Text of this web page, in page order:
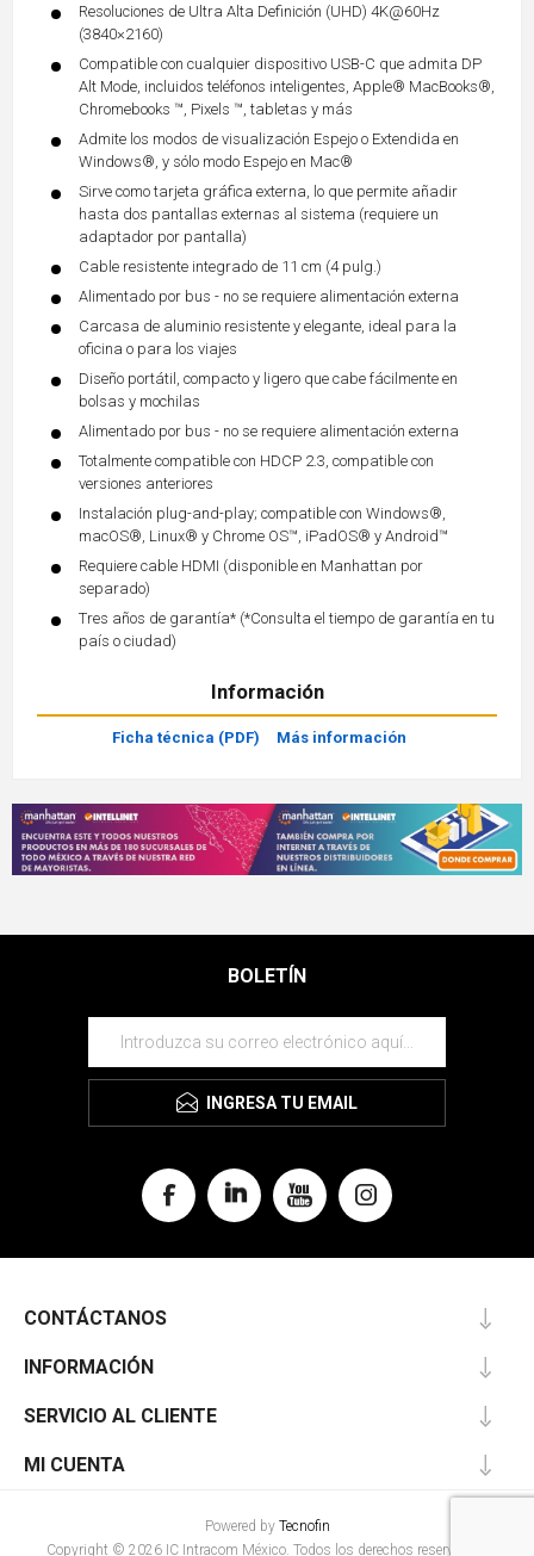
Resoluciones de Ultra Alta Definición (UHD) 4K@60Hz
(3840×2160)
Compatible con cualquier dispositivo USB-C que admita DP
Alt Mode, incluidos teléfonos inteligentes, Apple® MacBooks®,
Chromebooks ™, Pixels ™, tabletas y más
Admite los modos de visualización Espejo o Extendida en
Windows®, y sólo modo Espejo en Mac®
Sirve como tarjeta gráfica externa, lo que permite añadir
hasta dos pantallas externas al sistema (requiere un
adaptador por pantalla)
Cable resistente integrado de 11 cm (4 pulg.)
Alimentado por bus - no se requiere alimentación externa
Carcasa de aluminio resistente y elegante, ideal para la
oficina o para los viajes
Diseño portátil, compacto y ligero que cabe fácilmente en
bolsas y mochilas
Alimentado por bus - no se requiere alimentación externa
Totalmente compatible con HDCP 2.3, compatible con
versiones anteriores
Instalación plug-and-play; compatible con Windows®,
macOS®, Linux® y Chrome OS™, iPadOS® y Android™
Requiere cable HDMI (disponible en Manhattan por
separado)
Tres años de garantía* (*Consulta el tiempo de garantía en tu
país o ciudad)
Información
Ficha técnica (PDF) Más información
BOLETÍN
INGRESA TU EMAIL
CONTÁCTANOS
INFORMACIÓN
SERVICIO AL CLIENTE
MI CUENTA
Powered by Tecnofin
Copyright © 2026 IC Intracom México. Todos los derechos reservados.